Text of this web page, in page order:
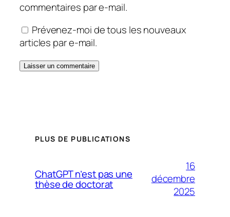
commentaires par e-mail.
Prévenez-moi de tous les nouveaux
articles par e-mail.
PLUS DE PUBLICATIONS
ChatGPT n’est pas une
thèse de doctorat
16
décembre
2025